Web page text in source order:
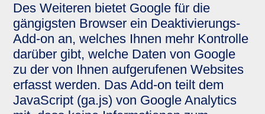
Des Weiteren bietet Google für die
gängigsten Browser ein Deaktivierungs-
Add-on an, welches Ihnen mehr Kontrolle
darüber gibt, welche Daten von Google
zu der von Ihnen aufgerufenen Websites
erfasst werden. Das Add-on teilt dem
JavaScript (ga.js) von Google Analytics